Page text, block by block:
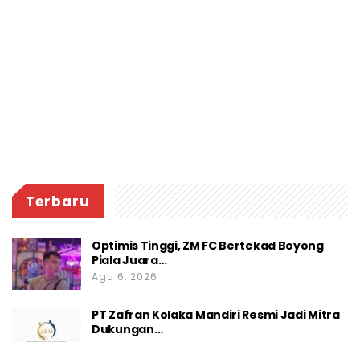
Terbaru
Optimis Tinggi, ZM FC Bertekad Boyong
Piala Juara…
Agu 6, 2026
PT Zafran Kolaka Mandiri Resmi Jadi Mitra
Dukungan…